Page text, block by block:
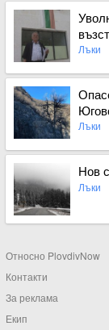
Лъки
Вижте пълното
Лъки
Вижте пълното
Нов
Лъки
Относно PlovdivNow
Контакти
За реклама
Екип